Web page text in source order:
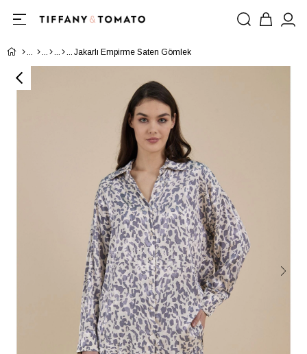
Jakarlı Empirme Saten Gömlek